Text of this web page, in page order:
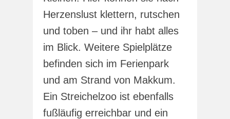
Herzenslust klettern, rutschen
und toben – und ihr habt alles
im Blick. Weitere Spielplätze
befinden sich im Ferienpark
und am Strand von Makkum.
Ein Streichelzoo ist ebenfalls
fußläufig erreichbar und ein